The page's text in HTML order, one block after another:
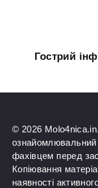
Гострий
© 2026
ознайомлювальний
фахівцем перед
Копіювання
наявності